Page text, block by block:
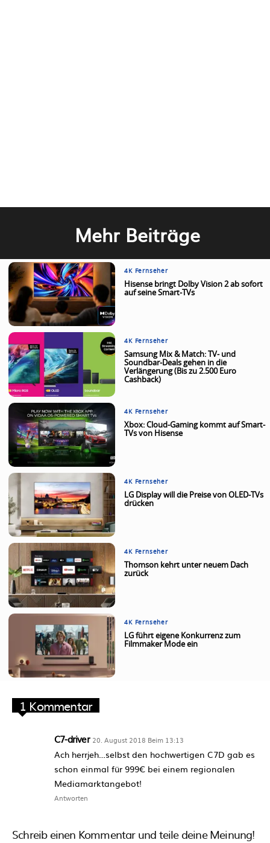
Mehr Beiträge
4K Fernseher
Hisense bringt Dolby Vision 2 ab sofort
auf seine Smart-TVs
4K Fernseher
Samsung Mix & Match: TV- und
Soundbar-Deals gehen in die
Verlängerung (Bis zu 2.500 Euro
Cashback)
4K Fernseher
Xbox: Cloud-Gaming kommt auf Smart-
TVs von Hisense
4K Fernseher
LG Display will die Preise von OLED-TVs
drücken
4K Fernseher
Thomson kehrt unter neuem Dach
zurück
4K Fernseher
LG führt eigene Konkurrenz zum
Filmmaker Mode ein
1 Kommentar
C7-driver 20. August 2018 Beim 13:13
Ach herrjeh…selbst den hochwertigen C7D gab es
schon einmal für 999€ bei einem regionalen
Mediamarktangebot!
Antworten
Schreib einen Kommentar und teile deine Meinung!